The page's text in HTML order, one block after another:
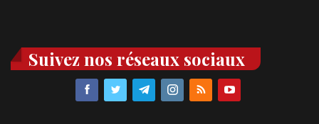
Suivez nos réseaux sociaux